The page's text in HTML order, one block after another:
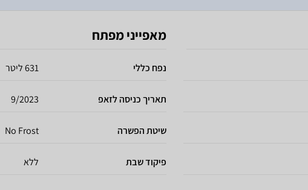
מאפייני מפתח
נפח כללי 631 ליטר
תאריך כניסה לזאפ 9/2023
שיטת הפשרה No Frost
פיקוד שבת ללא